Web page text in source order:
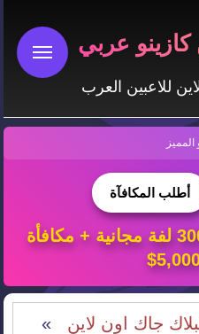
عربي
للاعبين العرب
المميز
أطلب المكافآة
مكافأة ترحيبية تتضمن 300 لفة مجانية + مكافأة
جاك اون لاين »